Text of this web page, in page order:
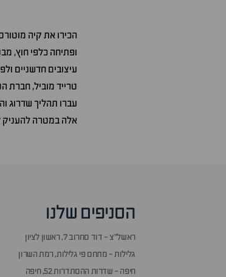
הכירו את קיה
ופתיחה כלפי חוץ,
עיצובים חדשניים
טרייד מוביל, חברת
עברו תהליך שדרוג
אלה במטרה להעניק
הסניפים שלנו
ראשל״צ - דוד סחרוב 7, ראשון לציון
גלילות - מתחם פי גלילות, רמת השרון
חיפה - שדרות ההסתדרות 52, חיפה